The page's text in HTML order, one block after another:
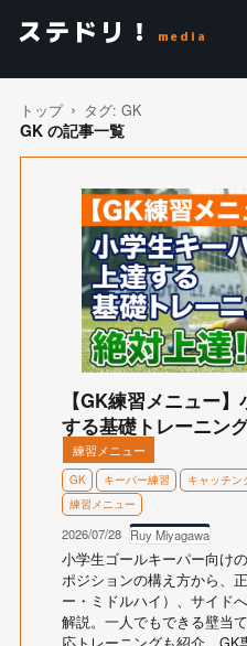
ステドリ！ media
トップ タグ: GK
GK の記事一覧
【GK練習メニュー
する基礎トレーニン
練習メニュー
GK キーパー練習 キャッチン
練習メニュー
2026/07/28 Ruy Miyagawa
小学生ゴールキーパー向け
ポジションの構え方から、
ー・ミドルハイ）、サイド
解説。一人でもできる壁当